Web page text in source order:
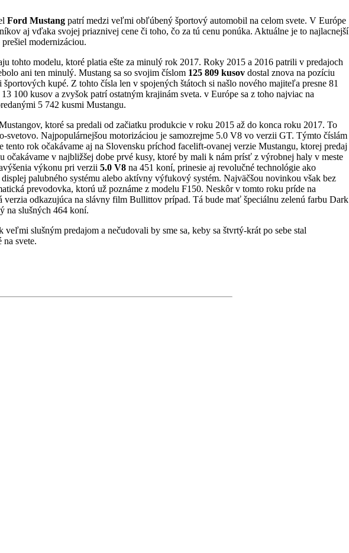
Ford Mustang patrí medzi veľmi obľúbený športový automobil na celom svete. V Európe
aj vďaka svojej priaznivej cene či toho, čo za tú cenu ponúka. Aktuálne je to najlacnejší
modernizáciou.
tohto modelu, ktoré platia ešte za minulý rok 2017. Roky 2015 a 2016 patrili v predajoch
ani ten minulý. Mustang sa so svojim číslom 125 809 kusov dostal znova na pozíciu
kupé. Z tohto čísla len v spojených štátoch si našlo nového majiteľa presne 81
100 kusov a zvyšok patrí ostatným krajinám sveta. v Európe sa z toho najviac na
5 742 kusmi Mustangu.
ktoré sa predali od začiatku produkcie v roku 2015 až do konca roku 2017. To
svetovo. Najpopulárnejšou motorizáciou je samozrejme 5.0 V8 vo verzii GT. Týmto číslám
tento rok očakávame aj na Slovensku príchod facelift-ovanej verzie Mustangu, ktorej predaj
očakávame v najbližšej dobe prvé kusy, ktoré by mali k nám prísť z výrobnej haly v meste
výkonu pri verzii 5.0 V8 na 451 koní, prinesie aj revolučné technológie ako
palubného systému alebo aktívny výfukový systém. Najväčšou novinkou však bez
prevodovka, ktorú už poznáme z modelu F150. Neskôr v tomto roku príde na
verzia odkazujúca na slávny film Bullittov prípad. Tá bude mať špeciálnu zelenú farbu Dark
na slušných 464 koní.
slušným predajom a nečudovali by sme sa, keby sa štvrtý-krát po sebe stal
na svete.